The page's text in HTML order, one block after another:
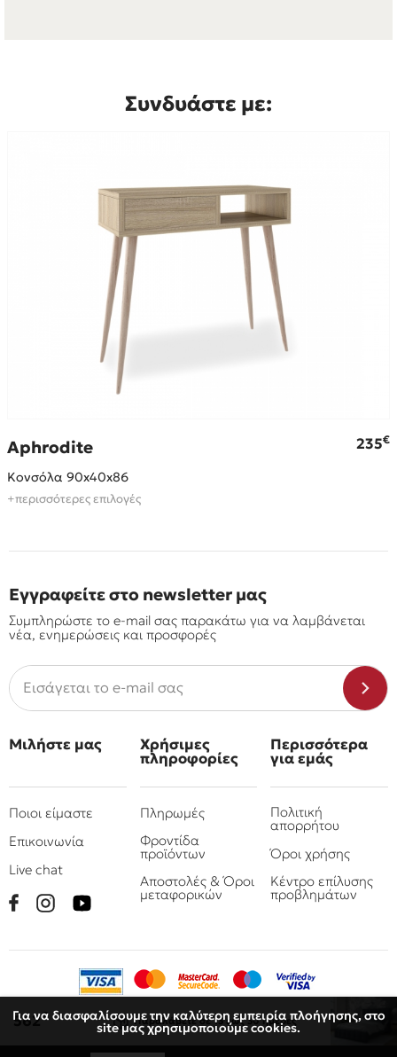
Για να διασφαλίσουμε την καλύτερη εμπειρία πλοήγησης, στο
site μας χρησιμοποιούμε cookies.
562€ Παραλάβετε σε 15 έως 30 ημέρες
Συνδυάστε με:
Aphrodite 235€
Κονσόλα 90x40x86
+περισσότερες επιλογές
Εγγραφείτε στο newsletter μας
Συμπληρώστε το e-mail σας παρακάτω για να λαμβάνεται
νέα, ενημερώσεις και προσφορές
Μιλήστε μας
Ποιοι είμαστε
Επικοινωνία
Live chat
Χρήσιμες
πληροφορίες
Πληρωμές
Φροντίδα
προϊόντων
Αποστολές & Όροι
μεταφορικών
Περισσότερα
για εμάς
Πολιτική
απορρήτου
Όροι χρήσης
Κέντρο επίλυσης
προβλημάτων
© 2010 - 2026 Όμιλος επιχειρήσεων Πιτσουλάκης
Ρομπογιαννάκης